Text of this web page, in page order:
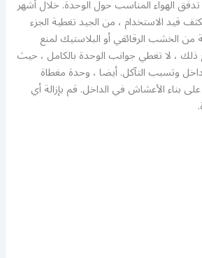
الهواء المناسب حول الوحدة. خلال أشهر
قيد الاستخدام ، من الجيد تغطية الجزء
الخشب الرقائقي أو البلاستيك لمنع
، لا تغطي جوانب الوحدة بالكامل ، حيث
وتسبب التآكل. أيضا ، وحدة مغطاة
بناء الأعشاش في الداخل. قم بإزالة أي